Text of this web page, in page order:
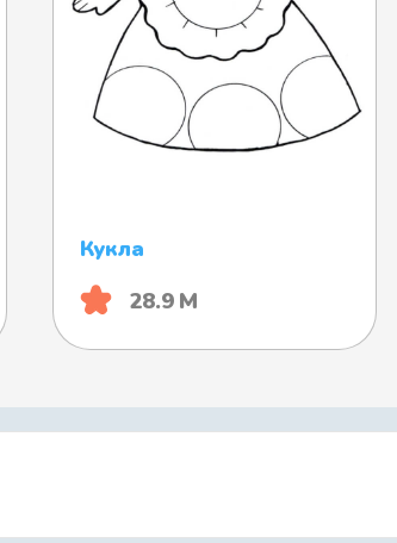
Кукла
28.9 М